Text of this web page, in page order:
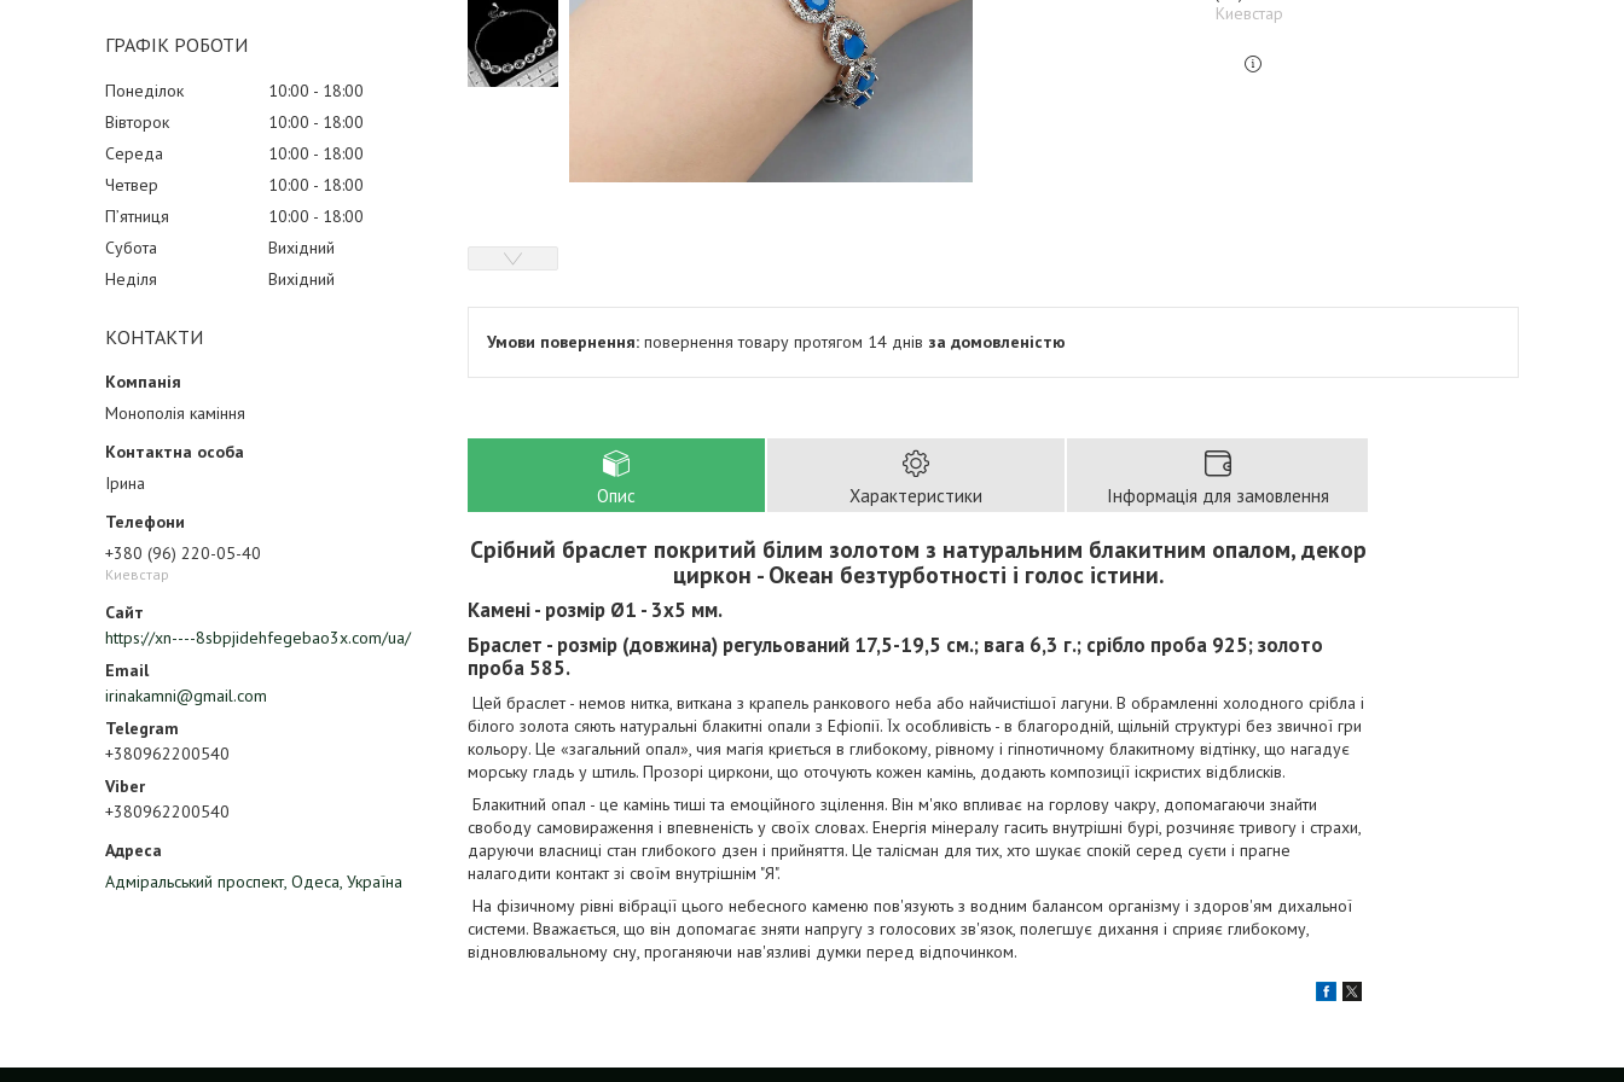
ГРАФІК РОБОТИ
Понеділок 10:00
18:00
Вівторок
10:00
18:00
Середа
10:00
18:00
Четвер
10:00
18:00
Пʼятниця
10:00
18:00
Субота
Вихідний
Неділя
Вихідний
КОНТАКТИ
Монополія каміння
Ірина
+380 (96) 220-05-40
Киевстар
https://xn----8sbpjidehfegebao3x.com/ua/
irinakamni@gmail.com
+380962200540
+380962200540
Адміральський проспект, Одеса, Україна
Киевстар
повернення товару протягом 14 днів за домовленістю
Опис Характеристики Інформація для замовлення
Срібний браслет покритий білим золотом з натуральним блакитним опалом, декор
циркон - Океан безтурботності і голос істини.
Камені - розмір Ø1 - 3х5 мм.
Браслет - розмір (довжина) регульований 17,5-19,5 см.; вага 6,3 г.; срібло проба 925; золото
проба 585.
Цей браслет - немов нитка, виткана з крапель ранкового неба або найчистішої лагуни. В обрамленні холодного срібла і
білого золота сяють натуральні блакитні опали з Ефіопії. Їх особливість - в благородній, щільній структурі без звичної гри
кольору. Це «загальний опал», чия магія криється в глибокому, рівному і гіпнотичному блакитному відтінку, що нагадує
морську гладь у штиль. Прозорі циркони, що оточують кожен камінь, додають композиції іскристих відблисків.
Блакитний опал - це камінь тиші та емоційного зцілення. Він м'яко впливає на горлову чакру, допомагаючи знайти
свободу самовираження і впевненість у своїх словах. Енергія мінералу гасить внутрішні бурі, розчиняє тривогу і страхи,
даруючи власниці стан глибокого дзен і прийняття. Це талісман для тих, хто шукає спокій серед суєти і прагне
налагодити контакт зі своїм внутрішнім "Я".
На фізичному рівні вібрації цього небесного каменю пов'язують з водним балансом організму і здоров'ям дихальної
системи. Вважається, що він допомагає зняти напругу з голосових зв'язок, полегшує дихання і сприяє глибокому,
відновлювальному сну, проганяючи нав'язливі думки перед відпочинком.